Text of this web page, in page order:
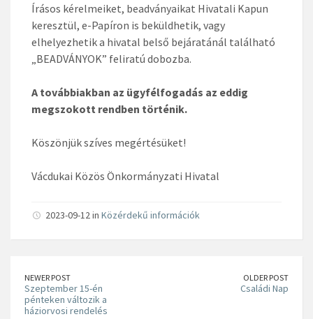
Írásos kérelmeiket, beadványaikat Hivatali Kapun
keresztül, e-Papíron is beküldhetik, vagy
elhelyezhetik a hivatal belső bejáratánál található
„BEADVÁNYOK” feliratú dobozba.
A továbbiakban az ügyfélfogadás az eddig
megszokott rendben történik.
Köszönjük szíves megértésüket!
Vácdukai Közös Önkormányzati Hivatal
2023-09-12 in Közérdekű információk
NEWER POST
Szeptember 15-én
pénteken változik a
háziorvosi rendelés
OLDER POST
Családi Nap